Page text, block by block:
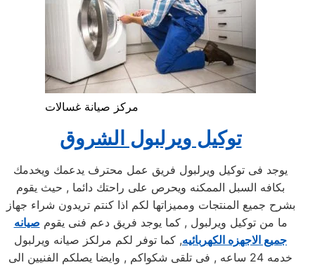
مركز صيانة غسالات
توكيل ويرلبول الشروق
يوجد فى توكيل ويرلبول فريق عمل محترف يدعمك ويخدمك
بكافه السبل الممكنه ويحرص على راحتك دائما , حيث يقوم
بشرح جميع المنتجات ومميزاتها لكم اذا كنتم تريدون شراء جهاز
ما من توكيل ويرلبول , كما يوجد فريق دعم فنى يقوم صيانه
جميع الاجهزه الكهربائيه, كما توفر لكم مرلكز صيانه ويرلبول
خدمه 24 ساعه , فى تلقى شكواكم , وايضا يصلكم الفنيين الى